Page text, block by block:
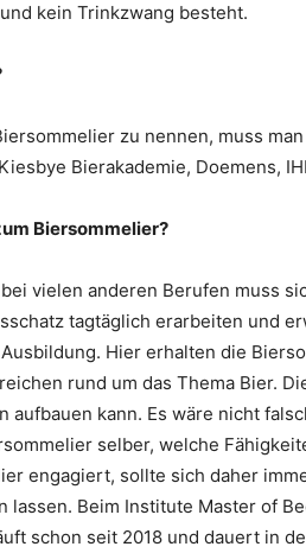
kein Trinkzwang besteht.
zu nennen, muss
Bierakademie, Doemens,
Biersommelier?
vielen anderen Berufen muss
tagtäglich erarbeiten und
Hier erhalten die
rund um das Thema Bier.
aufbauen kann. Es wäre nicht
selber, welche
engagiert, sollte sich daher
lassen. Beim Institute Master of
schon seit 2018 und dauert in